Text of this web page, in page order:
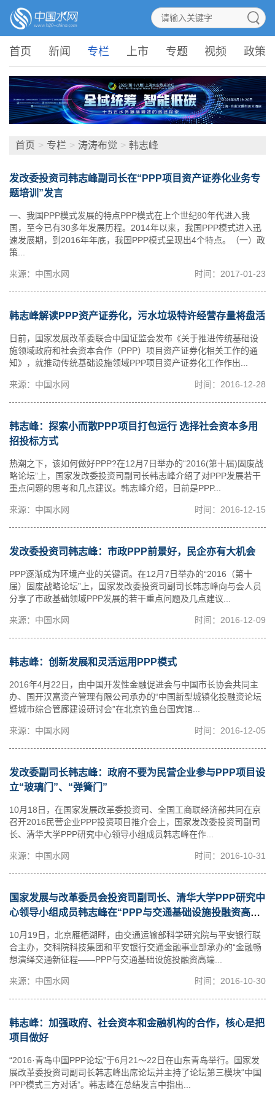
首页 新闻 专栏 上市 专题 视频 政策
首页 > 专栏 > 涛涛布觉 > 韩志峰
发改委投资司韩志峰副司长在“PPP项目资产证券化业务专
题培训”发言
一、我国PPP模式发展的特点PPP模式在上个世纪80年代进入我
国，至今已有30多年发展历程。2014年以来，我国PPP模式进入迅
速发展期，到2016年年底，我国PPP模式呈现出4个特点。（一）政
策...
来源：中国水网 时间：2017-01-23
韩志峰解读PPP资产证券化，污水垃圾特许经营存量将盘活
日前，国家发展改革委联合中国证监会发布《关于推进传统基础设
施领域政府和社会资本合作（PPP）项目资产证券化相关工作的通
知》，就推动传统基础设施领域PPP项目资产证券化工作作出...
来源：中国水网 时间：2016-12-28
韩志峰：探索小而散PPP项目打包运行 选择社会资本多用
招投标方式
热潮之下，该如何做好PPP?在12月7日举办的“2016(第十届)固废战
略论坛”上，国家发改委投资司副司长韩志峰介绍了对PPP发展若干
重点问题的思考和几点建议。韩志峰介绍，目前是PPP...
来源：中国水网 时间：2016-12-15
发改委投资司韩志峰：市政PPP前景好，民企亦有大机会
PPP逐渐成为环境产业的关键词。在12月7日举办的“2016（第十
届）固废战略论坛”上，国家发改委投资司副司长韩志峰向与会人员
分享了市政基础领域PPP发展的若干重点问题及几点建议...
来源：中国水网 时间：2016-12-09
韩志峰：创新发展和灵活运用PPP模式
2016年4月22日，由中国开发性金融促进会与中国市长协会共同主
办、国开汉富资产管理有限公司承办的“中国新型城镇化投融资论坛
暨城市综合管廊建设研讨会”在北京钓鱼台国宾馆...
来源：中国水网 时间：2016-12-05
发改委副司长韩志峰：政府不要为民营企业参与PPP项目设
立“玻璃门”、“弹簧门”
10月18日，在国家发展改革委投资司、全国工商联经济部共同在京
召开2016民营企业PPP投资项目推介会上，国家发改委投资司副司
长、清华大学PPP研究中心领导小组成员韩志峰在作...
来源：中国水网 时间：2016-10-31
国家发展与改革委员会投资司副司长、清华大学PPP研究中
心领导小组成员韩志峰在“PPP与交通基础设施投融资高端
10月19日，北京雁栖湖畔，由交通运输部科学研究院与平安银行联
合主办，交科院科技集团和平安银行交通金融事业部承办的“金融畅
想演绎交通新征程——PPP与交通基础设施投融资高端...
来源：中国水网 时间：2016-10-30
韩志峰：加强政府、社会资本和金融机构的合作，核心是把
项目做好
“2016·青岛中国PPP论坛”于6月21～22日在山东青岛举行。国家发
展改革委投资司副司长韩志峰出席论坛并主持了论坛第三模块“中国
PPP模式三方对话”。韩志峰在总结发言中指出...